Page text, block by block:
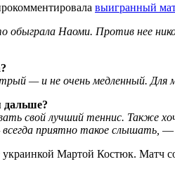
выигранный
обыграла Наоми. Против нее
— и не очень медленный. Для
свой лучший теннис. Также
приятно такое слышать, —
Мартой Костюк. Матч